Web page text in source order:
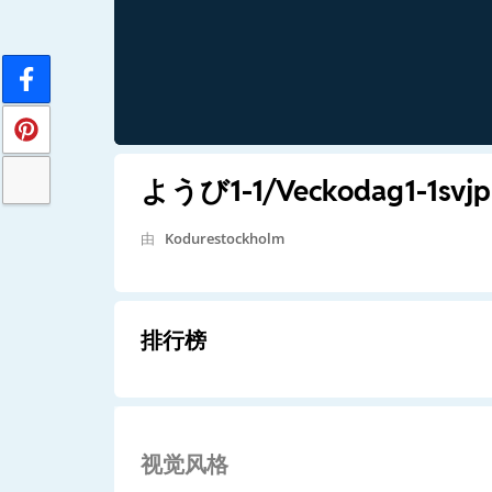
ようび1-1/Veckodag1-1svjp
由 Kodurestockholm
排行榜
视觉风格